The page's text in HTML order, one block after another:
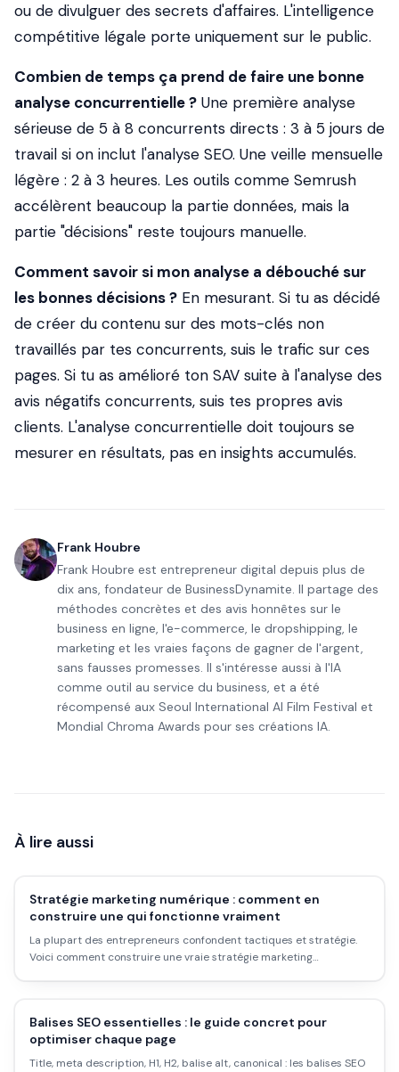
ou de divulguer des secrets d'affaires. L'intelligence
compétitive légale porte uniquement sur le public.
Combien de temps ça prend de faire une bonne
analyse concurrentielle ? Une première analyse
sérieuse de 5 à 8 concurrents directs : 3 à 5 jours de
travail si on inclut l'analyse SEO. Une veille mensuelle
légère : 2 à 3 heures. Les outils comme Semrush
accélèrent beaucoup la partie données, mais la
partie "décisions" reste toujours manuelle.
Comment savoir si mon analyse a débouché sur
les bonnes décisions ? En mesurant. Si tu as décidé
de créer du contenu sur des mots-clés non
travaillés par tes concurrents, suis le trafic sur ces
pages. Si tu as amélioré ton SAV suite à l'analyse des
avis négatifs concurrents, suis tes propres avis
clients. L'analyse concurrentielle doit toujours se
mesurer en résultats, pas en insights accumulés.
Frank Houbre
Frank Houbre est entrepreneur digital depuis plus de
dix ans, fondateur de BusinessDynamite. Il partage des
méthodes concrètes et des avis honnêtes sur le
business en ligne, l'e-commerce, le dropshipping, le
marketing et les vraies façons de gagner de l'argent,
sans fausses promesses. Il s'intéresse aussi à l'IA
comme outil au service du business, et a été
récompensé aux Seoul International AI Film Festival et
Mondial Chroma Awards pour ses créations IA.
À lire aussi
Stratégie marketing numérique : comment en
construire une qui fonctionne vraiment
La plupart des entrepreneurs confondent tactiques et stratégie.
Voici comment construire une vraie stratégie marketing
Balises SEO essentielles : le guide concret pour
optimiser chaque page
Title, meta description, H1, H2, balise alt, canonical : les balises SEO